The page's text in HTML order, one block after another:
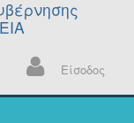
Είσοδος